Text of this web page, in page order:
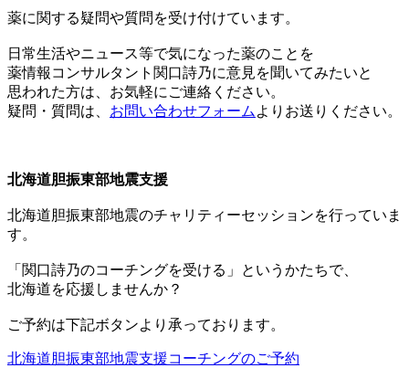
薬に関する疑問や質問を受け付けています。
日常生活やニュース等で気になった薬のことを
薬情報コンサルタント関口詩乃に意見を聞いてみたいと
思われた方は、お気軽にご連絡ください。
疑問・質問は、 お問い合わせフォーム よりお送りください。
北海道胆振東部地震支援
北海道胆振東部地震のチャリティーセッションを行っていま
す。
「関口詩乃のコーチングを受ける」というかたちで、
北海道を応援しませんか？
ご予約は下記ボタンより承っております。
北海道胆振東部地震支援コーチングのご予約